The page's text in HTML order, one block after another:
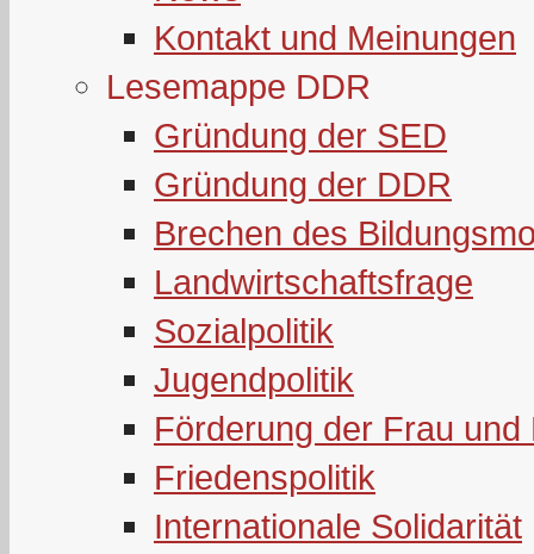
Kontakt und Meinungen
Lesemappe DDR
Gründung der SED
Gründung der DDR
Brechen des
Landwirtschaftsfrage
Sozialpolitik
Jugendpolitik
Förderung der Frau und
Friedenspolitik
Internationale Solidarität